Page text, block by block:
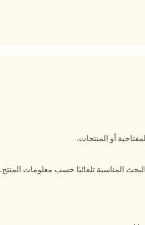
المناسبة تلقائيًا حسب معلومات المنتج.